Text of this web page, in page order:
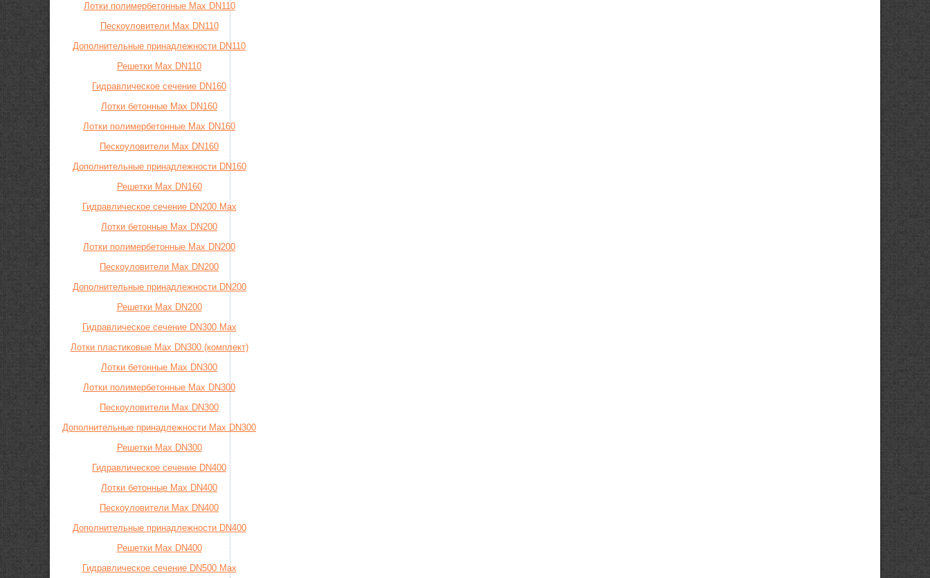
Лотки полимербетонные Max DN110
Пескоуловители Max DN110
Дополнительные принадлежности DN110
Решетки Max DN110
Гидравлическое сечение DN160
Лотки бетонные Max DN160
Лотки полимербетонные Max DN160
Пескоуловители Max DN160
Дополнительные принадлежности DN160
Решетки Max DN160
Гидравлическое сечение DN200 Max
Лотки бетонные Max DN200
Лотки полимербетонные Max DN200
Пескоуловители Max DN200
Дополнительные принадлежности DN200
Решетки Max DN200
Гидравлическое сечение DN300 Max
Лотки пластиковые Max DN300 (комплект)
Лотки бетонные Max DN300
Лотки полимербетонные Max DN300
Пескоуловители Max DN300
Дополнительные принадлежности Max DN300
Решетки Max DN300
Гидравлическое сечение DN400
Лотки бетонные Max DN400
Пескоуловители Max DN400
Дополнительные принадлежности DN400
Решетки Max DN400
Гидравлическое сечение DN500 Max